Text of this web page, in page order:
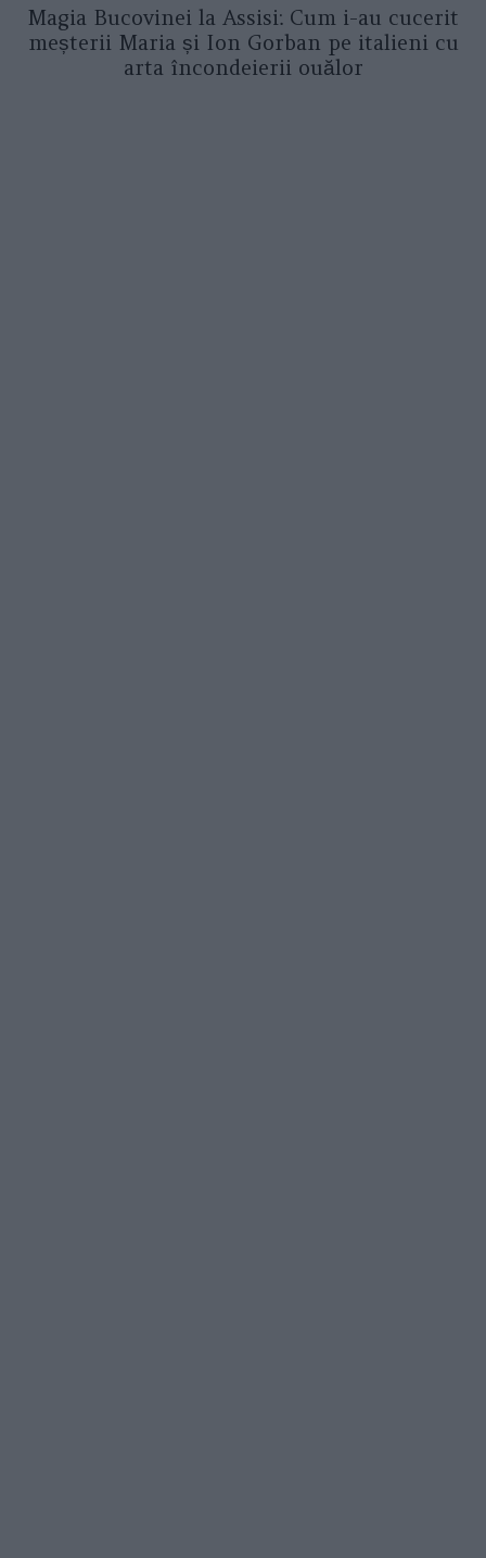
Magia Bucovinei la Assisi: Cum i-au cucerit
meșterii Maria și Ion Gorban pe italieni cu
arta încondeierii ouălor